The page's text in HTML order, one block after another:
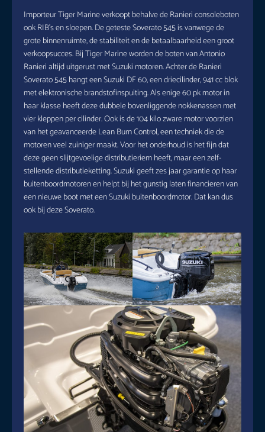
Importeur Tiger Marine verkoopt behalve de Ranieri consoleboten
ook RIB’s en sloepen. De geteste Soverato 545 is vanwege de
grote binnenruimte, de stabiliteit en de betaalbaarheid een groot
verkoopsucces. Bij Tiger Marine worden de boten van Antonio
Ranieri altijd uitgerust met Suzuki motoren. Achter de Ranieri
Soverato 545 hangt een Suzuki DF 60, een driecilinder, 941 cc blok
met elektronische brandstofinspuiting. Als enige 60 pk motor in
haar klasse heeft deze dubbele bovenliggende nokkenassen met
vier kleppen per cilinder. Ook is de 104 kilo zware motor voorzien
van het geavanceerde Lean Burn Control, een techniek die de
motoren veel zuiniger maakt. Voor het onderhoud is het fijn dat
deze geen slijtgevoelige distributieriem heeft, maar een zelf-
stellende distributieketting. Suzuki geeft zes jaar garantie op haar
buitenboordmotoren en helpt bij het gunstig laten financieren van
een nieuwe boot met een Suzuki buitenboordmotor. Dat kan dus
ook bij deze Soverato.